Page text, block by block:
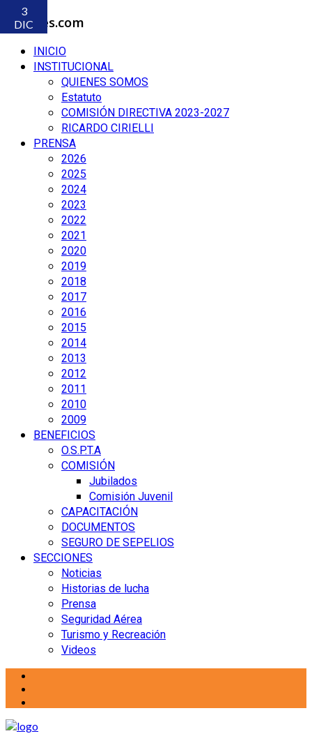
Aviones.com
INICIO
INSTITUCIONAL
QUIENES SOMOS
Estatuto
COMISIÓN DIRECTIVA 2023-2027
RICARDO CIRIELLI
PRENSA
2026
2025
2024
2023
2022
2021
2020
2019
2018
2017
2016
2015
2014
2013
2012
2011
2010
2009
BENEFICIOS
O.S.P.T.A
COMISIÓN
Jubilados
Comisión Juvenil
CAPACITACIÓN
DOCUMENTOS
SEGURO DE SEPELIOS
SECCIONES
Noticias
Historias de lucha
Prensa
Seguridad Aérea
Turismo y Recreación
Videos
3
DIC